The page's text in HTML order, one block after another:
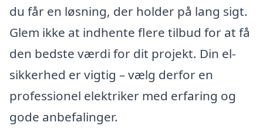
du får en løsning, der holder på lang sigt.
Glem ikke at indhente flere tilbud for at få
den bedste værdi for dit projekt. Din el-
sikkerhed er vigtig – vælg derfor en
professionel elektriker med erfaring og
gode anbefalinger.